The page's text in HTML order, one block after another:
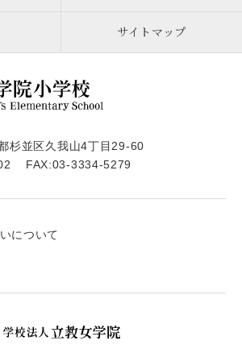
サイトマップ
杉並区久我山4丁目29-60
FAX:03-3334-5279
について